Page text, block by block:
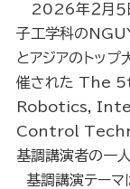
2026年２月５
子工学科の
とアジアのトッ
催された
Robotics,
Control
基調講演者の一人
基調講演テー